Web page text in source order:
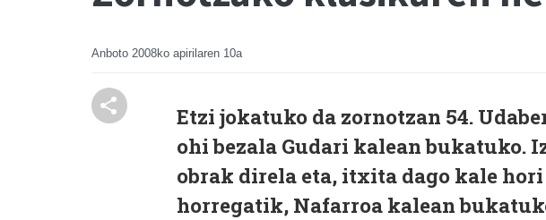
Anboto 2008ko apirilaren 10a
Etzi jokatuko da zornotzan 54.
ohi bezala Gudari kalean bukatuko.
obrak direla eta, itxita dago kale
horregatik, Nafarroa kalean